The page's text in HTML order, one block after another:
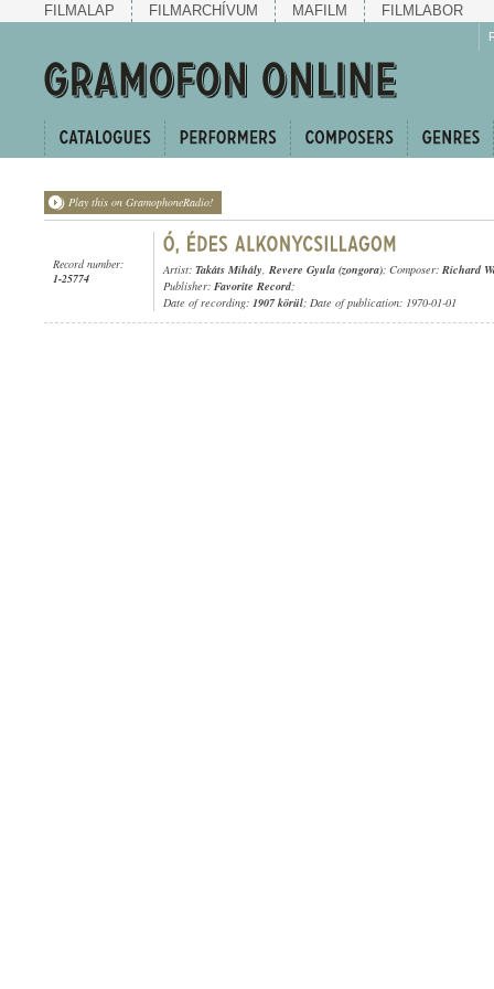
FILMALAP FILMARCHÍVUM MAFILM FILMLABOR
Play this on GramophoneRadio!
Record number:
1-25774
Artist: Takáts Mihály, Revere Gyula (zongora); Composer: Richard
Publisher: Favorite Record;
Date of recording: 1907 körül; Date of publication: 1970-01-01